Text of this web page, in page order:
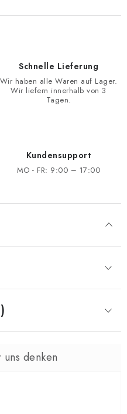
Schnelle Lieferung
Wir haben alle Waren auf Lager.
Wir liefern innerhalb von 3
Tagen.
Kundensupport
MO - FR: 9:00 – 17:00